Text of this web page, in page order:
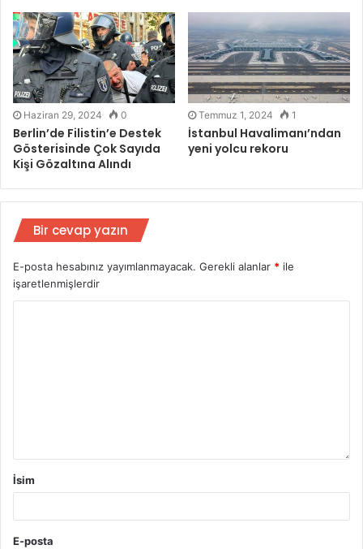
Haziran 29, 2024 0
Berlin’de Filistin’e Destek
Gösterisinde Çok Sayıda
Kişi Gözaltına Alındı
Temmuz 1, 2024 1
İstanbul Havalimanı’ndan
yeni yolcu rekoru
Bir cevap yazın
E-posta hesabınız yayımlanmayacak. Gerekli alanlar * ile
işaretlenmişlerdir
İsim
E-posta